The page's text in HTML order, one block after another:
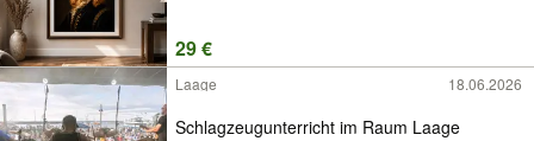
29 €
Laage 18.06.2026
Schlagzeugunterricht im Raum Laage